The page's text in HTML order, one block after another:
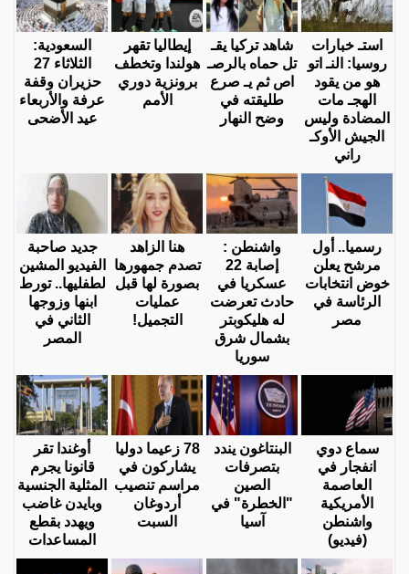
استـ خبارات
روسيا: النـ اتو
هو من يقود
الهجـ مات
المضادة وليس
الجيش الأوكـ
راني
شاهد تركيا يقـ
تل حماه بالرصـ
اص ثم يـ صرع
طليقته في
وضح النهار
إيطاليا تقهر
هولندا وتخطف
برونزية دوري
الأمم
السعودية:
الثلاثاء 27
حزيران وقفة
عرفة والأربعاء
عيد الأضحى
رسميا.. أول
مرشح يعلن
خوض انتخابات
الرئاسة في
مصر
واشنطن :
إصابة 22
عسكريا في
حادث تعرضت
له هليكوبتر
بشمال شرق
سوريا
هنا الزاهد
تصدم جمهورها
بصورة لها قبل
عمليات
التجميل!
جديد صاحبة
الفيديو المشين
لطفليها.. تورط
ابنها وزوجها
الثاني في
المصر
سماع دوي
انفجار في
العاصمة
الأمريكية
واشنطن
(فيديو)
البنتاغون يندد
بتصرفات
الصين
"الخطرة" في
آسيا
78 زعيما دوليا
يشاركون في
مراسم تنصيب
أردوغان
السبت
أوغندا تقر
قانونا يجرم
المثلية الجنسية
وبايدن غاضب
ويهدد بقطع
المساعدات